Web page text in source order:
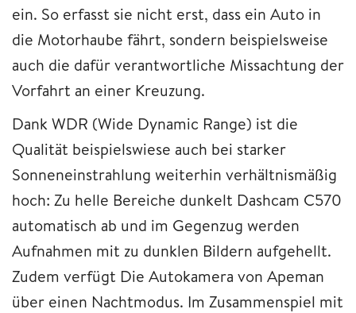
ein. So erfasst sie nicht erst, dass ein Auto in
die Motorhaube fährt, sondern beispielsweise
auch die dafür verantwortliche Missachtung der
Vorfahrt an einer Kreuzung.
Dank WDR (Wide Dynamic Range) ist die
Qualität beispielswiese auch bei starker
Sonneneinstrahlung weiterhin verhältnismäßig
hoch: Zu helle Bereiche dunkelt Dashcam C570
automatisch ab und im Gegenzug werden
Aufnahmen mit zu dunklen Bildern aufgehellt.
Zudem verfügt Die Autokamera von Apeman
über einen Nachtmodus. Im Zusammenspiel mit